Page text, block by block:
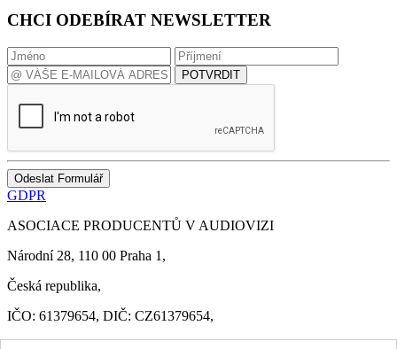
CHCI ODEBÍRAT NEWSLETTER
POTVRDIT
Odeslat Formulář
GDPR
ASOCIACE PRODUCENTŮ V AUDIOVIZI
Národní 28, 110 00 Praha 1,
Česká republika,
IČO: 61379654, DIČ: CZ61379654,